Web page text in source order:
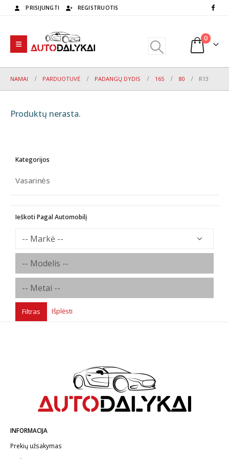
PRISIJUNGTI REGISTRUOTIS
0
NAMAI PARDUOTUVĖ PADANGŲ DYDIS 165 80 R13
Produktų nerasta.
Kategorijos
Vasarinės
Ieškoti Pagal Automobilį
Filtras Išplėsti
INFORMACIJA
Prekių užsakymas